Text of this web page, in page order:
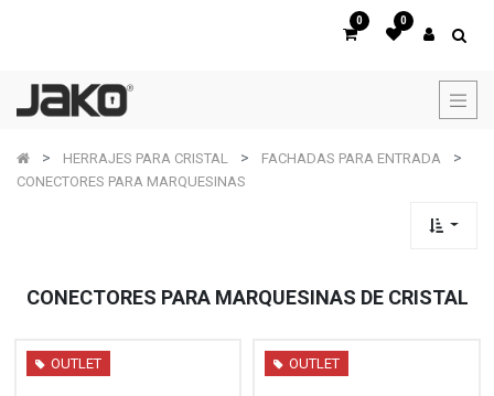
0 0
HERRAJES PARA CRISTAL
FACHADAS PARA ENTRADA
CONECTORES PARA MARQUESINAS
CONECTORES PARA MARQUESINAS DE CRISTAL
OUTLET OUTLET